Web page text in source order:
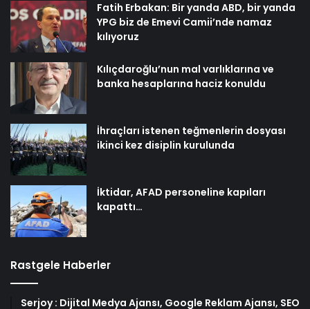
Fatih Erbakan: Bir yanda ABD, bir yanda
YPG biz de Emevi Camii’nde namaz
kılıyoruz
Kılıçdaroğlu’nun mal varlıklarına ve
banka hesaplarına haciz konuldu
İhraçları istenen teğmenlerin dosyası
ikinci kez disiplin kurulunda
İktidar, AFAD personeline kapıları
kapattı…
Rastgele Haberler
Serjoy : Dijital Medya Ajansı, Google Reklam Ajansı, SEO